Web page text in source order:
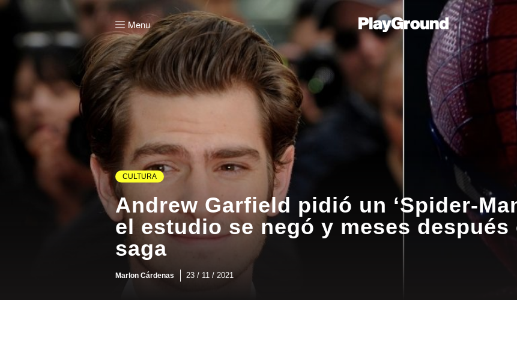
Menu
CULTURA
Andrew Garfield pidió un ‘Spider-
el estudio se negó y meses
saga
Marlon Cárdenas 23 / 11 / 2021